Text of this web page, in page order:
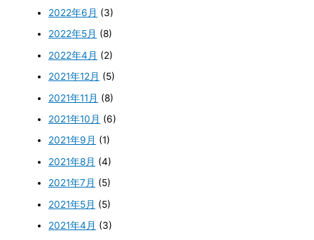
2022年6月 (3)
2022年5月 (8)
2022年4月 (2)
2021年12月 (5)
2021年11月 (8)
2021年10月 (6)
2021年9月 (1)
2021年8月 (4)
2021年7月 (5)
2021年5月 (5)
2021年4月 (3)